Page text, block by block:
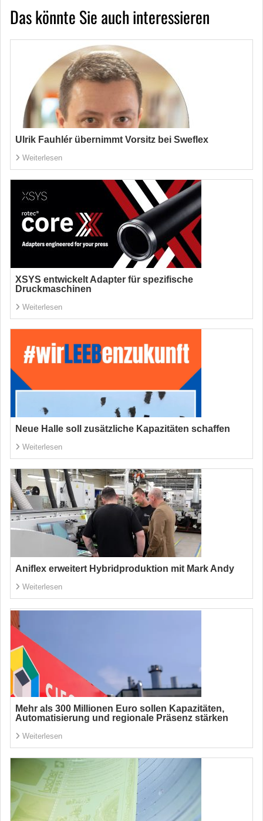
Das könnte Sie auch interessieren
Ulrik Fauhlér übernimmt Vorsitz bei Sweflex
Weiterlesen
XSYS entwickelt Adapter für spezifische
Druckmaschinen
Weiterlesen
Neue Halle soll zusätzliche Kapazitäten schaffen
Weiterlesen
Aniflex erweitert Hybridproduktion mit Mark Andy
Weiterlesen
Mehr als 300 Millionen Euro sollen Kapazitäten,
Automatisierung und regionale Präsenz stärken
Weiterlesen